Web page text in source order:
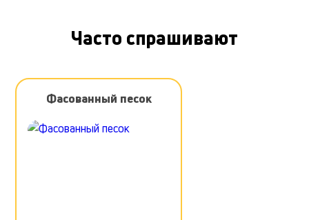
Часто спрашивают
Фасованный песок